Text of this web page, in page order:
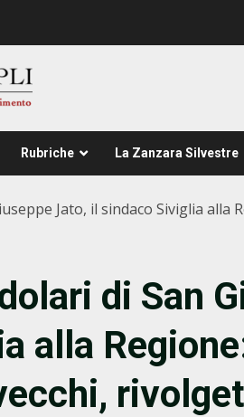
Rubriche La Zanzara Silvestre
Jato, il sindaco Siviglia alla
di San
alla